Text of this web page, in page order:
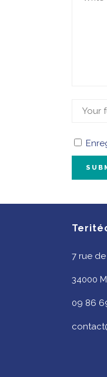
7 rue
34000
09 86